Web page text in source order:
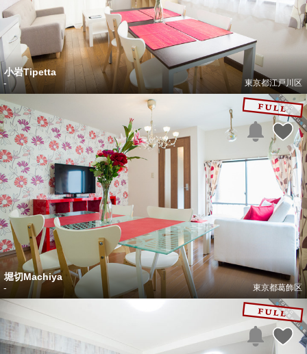
小岩Tipetta
東京都江戸川区
-
堀切Machiya
東京都葛飾区
-